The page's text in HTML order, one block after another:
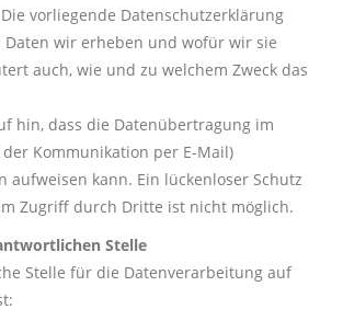
vorliegende Datenschutzerklärung
Daten wir erheben und wofür wir sie
auch, wie und zu welchem Zweck das
hin, dass die Datenübertragung im
Kommunikation per E-Mail)
aufweisen kann. Ein lückenloser Schutz
Zugriff durch Dritte ist nicht möglich.
Stelle
Stelle für die Datenverarbeitung auf